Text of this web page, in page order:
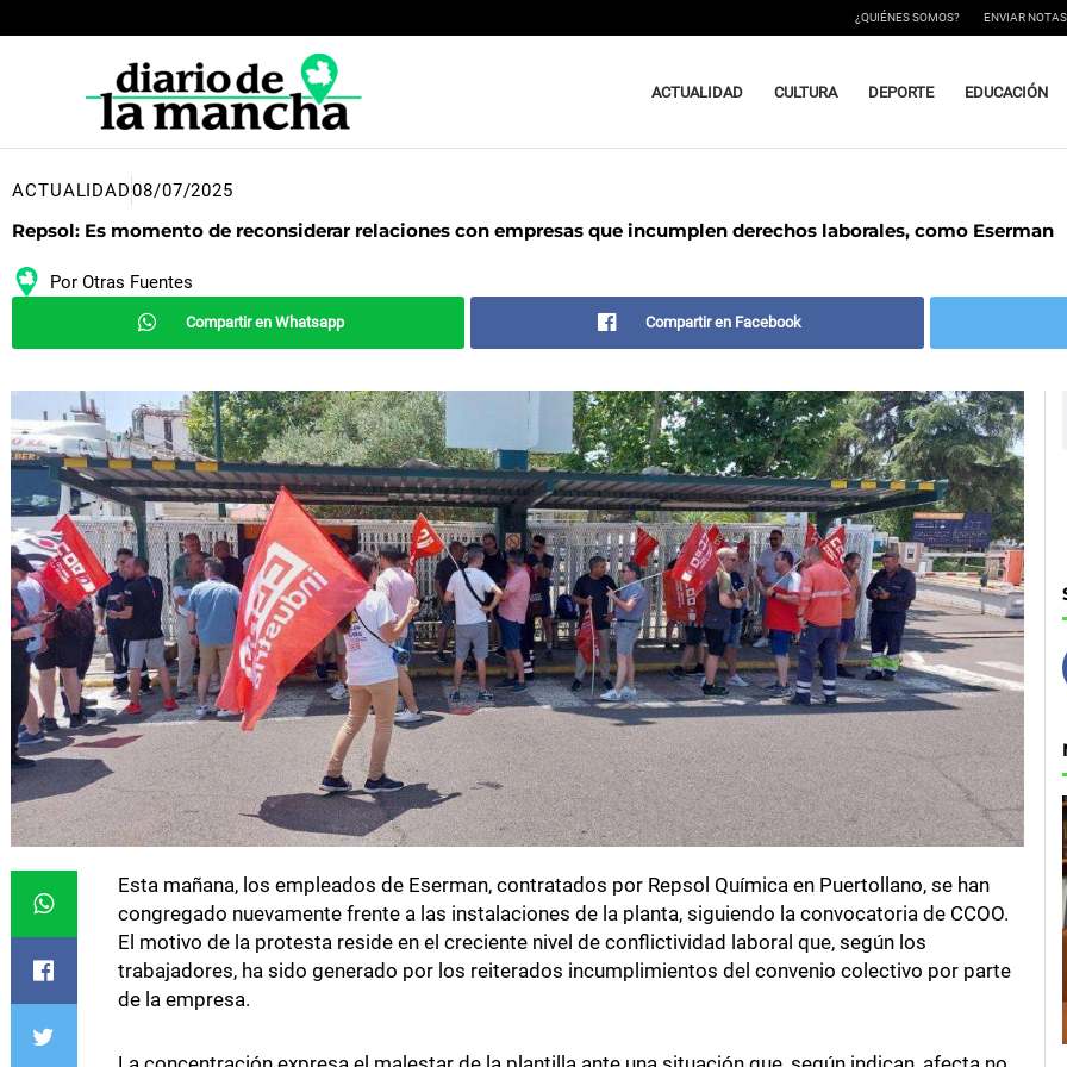
al
¿QUIÉNES SOMOS? ENVIAR
ACTUALIDAD CULTURA DEPORTE EDUCACIÓN
ACTUALIDAD08/07/2025
Repsol: Es momento de reconsiderar relaciones con empresas que incumplen derechos laborales, como Eserman
Por Otras Fuentes
Compartir en Whatsapp Compartir en Facebook
Esta mañana, los empleados de Eserman, contratados por Repsol Química en Puertollano, se han
congregado nuevamente frente a las instalaciones de la planta, siguiendo la convocatoria de CCOO.
El motivo de la protesta reside en el creciente nivel de conflictividad laboral que, según los
trabajadores, ha sido generado por los reiterados incumplimientos del convenio colectivo por parte
de la empresa.